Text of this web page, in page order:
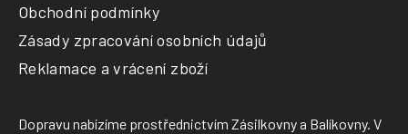
Obchodní podmínky
Zásady zpracování osobních údajů
Reklamace a vrácení zboží
Dopravu nabízíme prostřednictvím Zásilkovny a Balíkovny. V